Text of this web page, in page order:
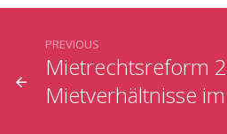
Mietrechtsreform
Mietverhältnisse
PREVIOUS